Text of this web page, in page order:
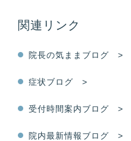
関連リンク
院長の気ままブログ >
症状ブログ >
受付時間案内ブログ >
院内最新情報ブログ >